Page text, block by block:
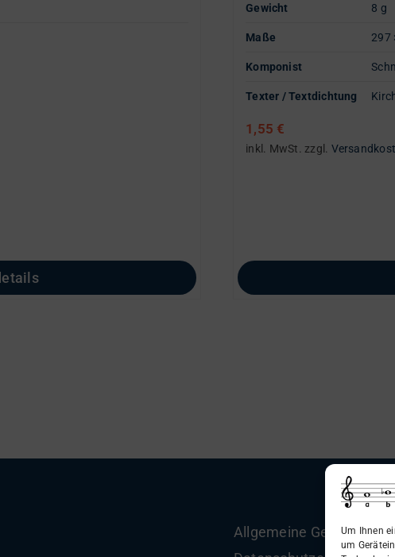
Um Ihnen
um
Gewicht 8 g
Maße 297
Komponist
Texter / Textdichtung
1,55 €
inkl. MwSt. zzgl.
Allgemeine